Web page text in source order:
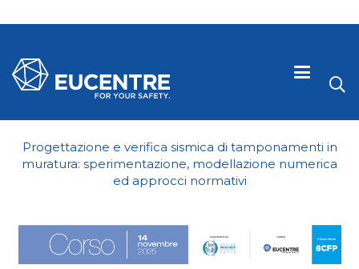
Progettazione e verifica sismica di tamponamenti in
muratura: sperimentazione, modellazione numerica
ed approcci normativi